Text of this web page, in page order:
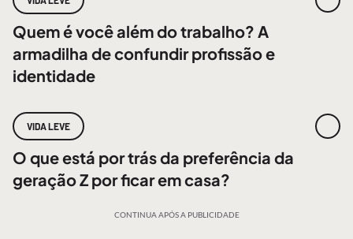
Quem é você além do trabalho? A
armadilha de confundir profissão e
identidade
VIDA LEVE
O que está por trás da preferência da
geração Z por ficar em casa?
CONTINUA APÓS A PUBLICIDADE